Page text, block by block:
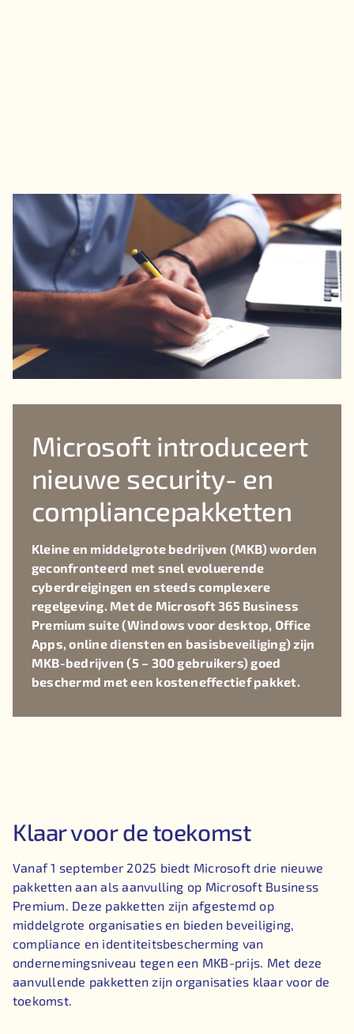
Microsoft introduceert
nieuwe security- en
compliancepakketten
Kleine en middelgrote bedrijven (MKB) worden
geconfronteerd met snel evoluerende
cyberdreigingen en steeds complexere
regelgeving. Met de Microsoft 365 Business
Premium suite (Windows voor desktop, Office
Apps, online diensten en basisbeveiliging) zijn
MKB-bedrijven (5 – 300 gebruikers) goed
beschermd met een kosteneffectief pakket.
Klaar voor de toekomst
Vanaf 1 september 2025 biedt Microsoft drie nieuwe
pakketten aan als aanvulling op Microsoft Business
Premium. Deze pakketten zijn afgestemd op
middelgrote organisaties en bieden beveiliging,
compliance en identiteitsbescherming van
ondernemingsniveau tegen een MKB-prijs. Met deze
aanvullende pakketten zijn organisaties klaar voor de
toekomst.